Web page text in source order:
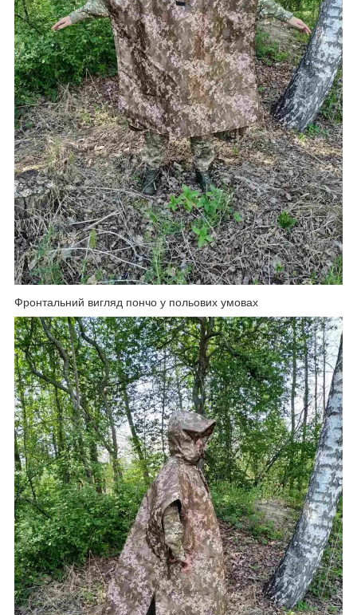
Фронтальний вигляд пончо у польових умовах